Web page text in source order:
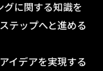
に関する知識を
テップへと進める
イデアを実現する